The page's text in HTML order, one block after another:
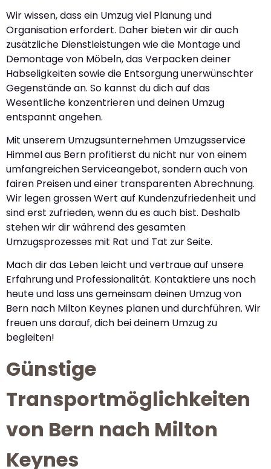
Wir wissen, dass ein Umzug viel Planung und
Organisation erfordert. Daher bieten wir dir auch
zusätzliche Dienstleistungen wie die Montage und
Demontage von Möbeln, das Verpacken deiner
Habseligkeiten sowie die Entsorgung unerwünschter
Gegenstände an. So kannst du dich auf das
Wesentliche konzentrieren und deinen Umzug
entspannt angehen.
Mit unserem Umzugsunternehmen Umzugsservice
Himmel aus Bern profitierst du nicht nur von einem
umfangreichen Serviceangebot, sondern auch von
fairen Preisen und einer transparenten Abrechnung.
Wir legen grossen Wert auf Kundenzufriedenheit und
sind erst zufrieden, wenn du es auch bist. Deshalb
stehen wir dir während des gesamten
Umzugsprozesses mit Rat und Tat zur Seite.
Mach dir das Leben leicht und vertraue auf unsere
Erfahrung und Professionalität. Kontaktiere uns noch
heute und lass uns gemeinsam deinen Umzug von
Bern nach Milton Keynes planen und durchführen. Wir
freuen uns darauf, dich bei deinem Umzug zu
begleiten!
Günstige
Transportmöglichkeiten
von Bern nach Milton
Keynes